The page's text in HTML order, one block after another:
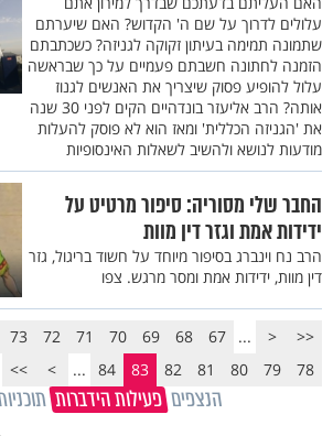
עלולים לדרוך על שם ה' הקדוש? האם שיערתם
שתמונה תמימה בעיתון זקוקה לגניזה? כשכתבתם
הזמנה לחתונה חשבתם פעמיים על כך שבראשה
עלול להופיע פסוק שיצריך את האנשים לגנוז
אותה? הרב אליעזר בונדהיים הקים לפני 30 שנה
את 'הגניזה הכללית' ומאז הוא לא פוסק להעלות
מודעות לנושא ולהשיב לשאלות האינסופיות
החבר שלי מסוריה: סיפור מרטיט על
ידידות אמת וגזר דין מוות
הרב נח וינברג בסיפור מיוחד על חשוד בריגול, גזר
דין מוות, ידידות אמת ומסר מרגש. צפו
<<
<
...
67
68
69
70
71
72
73
78
79
80
81
82
83
84
...
>
>>
הנצפים פעילות הידברות